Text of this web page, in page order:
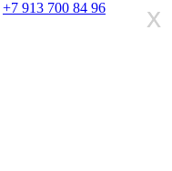
+7 913 700 84 96
X
X
X